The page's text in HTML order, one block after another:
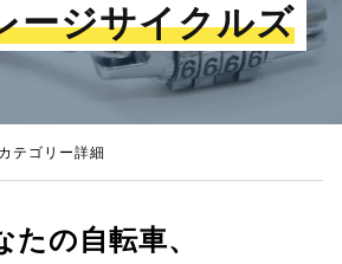
ージサイクルズ
テゴリー詳細
たの自転車、